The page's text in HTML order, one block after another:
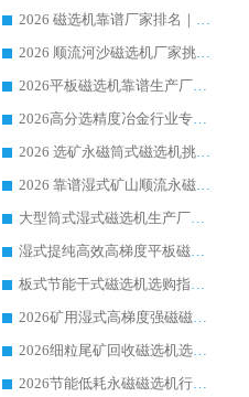
2026 磁选机靠谱厂家排名｜华体会手机网页版-华体会(中国) 高性价比磁选机磁电品牌
2026 顺流河沙磁选机厂家挑选攻略 | 业内口碑龙头企业高性价比品牌推荐
2026平板磁选机靠谱生产厂家选购指南 行业口碑良好品牌推荐 磁电领域实力强者
2026高分选精度冶金行业专用磁选机生产厂家,干湿式磁选机源头供应商推荐
2026 选矿永磁筒式磁选机挑选指南 华体会手机网页版-华体会(中国) 推荐品牌行业口碑佳实力突出
2026 靠谱湿式矿山顺流永磁筒式磁选机选购，国内专业生产厂家华体会手机网页版-华体会(中国) 综合实力出众
大型筒式湿式磁选机生产厂家怎么选?华体会手机网页版-华体会(中国) 设备口碑广受行业认可
湿式提纯高效高梯度平板磁选机靠谱设备源头厂商华体会手机网页版-华体会(中国) 综合测评
板式节能干式磁选机选购指南，源头生产厂家华体会手机网页版-华体会(中国) 综合实力可观
2026矿用湿式高梯度强磁磁选机选购指南，临朐靠谱磁电生产厂家华体会手机网页版-华体会(中国) 详解
2026细粒尾矿回收磁选机选购指南 产业集群优质生产厂家华体会手机网页版-华体会(中国) 解析
2026节能低耗永磁磁选机行业优选标杆 临朐华体会手机网页版-华体会(中国) 专业生产厂家